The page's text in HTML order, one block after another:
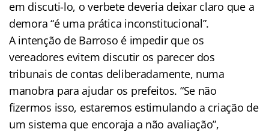
em discuti-lo, o verbete deveria deixar claro que a
demora “é uma prática inconstitucional”.
A intenção de Barroso é impedir que os
vereadores evitem discutir os parecer dos
tribunais de contas deliberadamente, numa
manobra para ajudar os prefeitos. “Se não
fizermos isso, estaremos estimulando a criação de
um sistema que encoraja a não avaliação”,